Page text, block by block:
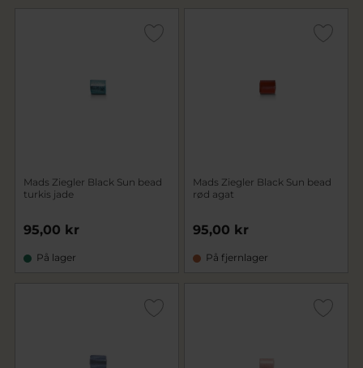
Mads Ziegler Black Sun bead
turkis jade
95,00 kr
På lager
Mads Ziegler Black Sun bead
rød agat
95,00 kr
På fjernlager